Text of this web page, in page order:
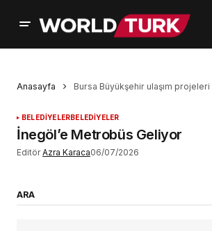
Anasayfa Bursa Büyükşehir ulaşım projeleri
BELEDİYELERBELEDİYELER
İnegöl’e Metrobüs Geliyor
Editör Azra Karaca06/07/2026
ARA